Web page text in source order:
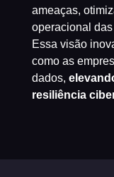
ameaças,
operacional
Essa visão
como as
dados,
resiliência